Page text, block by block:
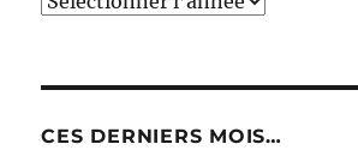
CES DERNIERS MOIS…